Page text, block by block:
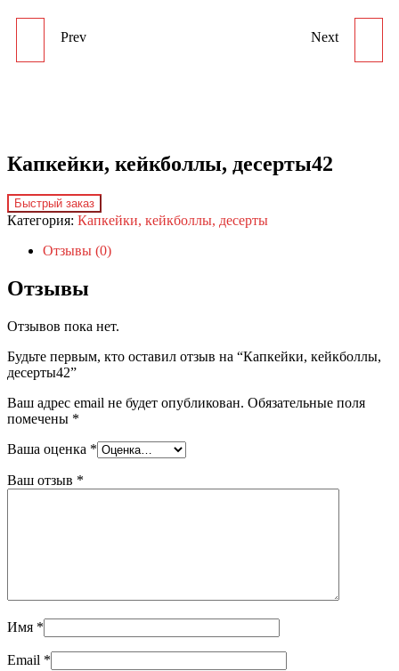
Prev Next
Капкейки, кейкболлы, десерты42
Быстрый заказ
Категория: Капкейки, кейкболлы, десерты
Отзывы (0)
Отзывы
Отзывов пока нет.
Будьте первым, кто оставил отзыв на “Капкейки, кейкболлы,
десерты42”
Ваш адрес email не будет опубликован. Обязательные поля
помечены *
Ваша оценка *
Ваш отзыв *
Имя *
Email *